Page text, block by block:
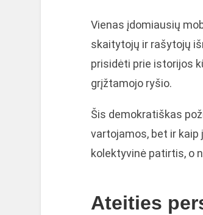
Vienas įdomiausių
skaitytojų ir rašytojų
prisidėti prie istorijos
grįžtamojo ryšio.
Šis demokratiškas
vartojamos, bet ir kaip
kolektyvinė patirtis, o
Ateities